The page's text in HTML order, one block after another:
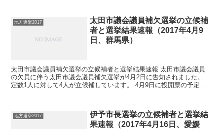
地方選挙2017
太田市議会議員補欠選挙の立候補
者と選挙結果速報（2017年4月9
日、群馬県）
太田市議会議員補欠選挙の立候補者と選挙結果速報 太田市議会議員
の欠員に伴う太田市議会議員補欠選挙が4月2日に告知されました。
定数1人に対して4人が立候補しています。 4月9日に投開票の予定で
地方選挙2017
伊予市長選挙の立候補者と選挙結
果速報（2017年4月16日、愛媛